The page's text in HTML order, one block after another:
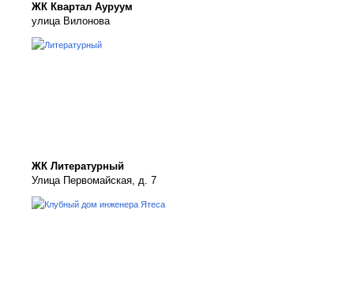
ЖК Квартал Ауруум
улица Вилонова
ЖК Литературный
Улица Первомайская, д. 7